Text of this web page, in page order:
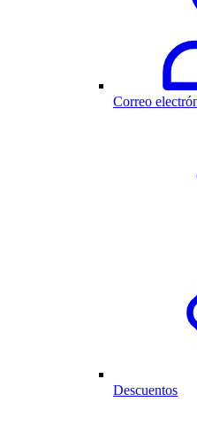
Correo
Descuentos